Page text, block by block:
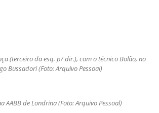
(terceiro da esq. p/ dir.), com o técnico Bolão, no
Bussadori (Foto: Arquivo Pessoal)
AABB de Londrina (Foto: Arquivo Pessoal)